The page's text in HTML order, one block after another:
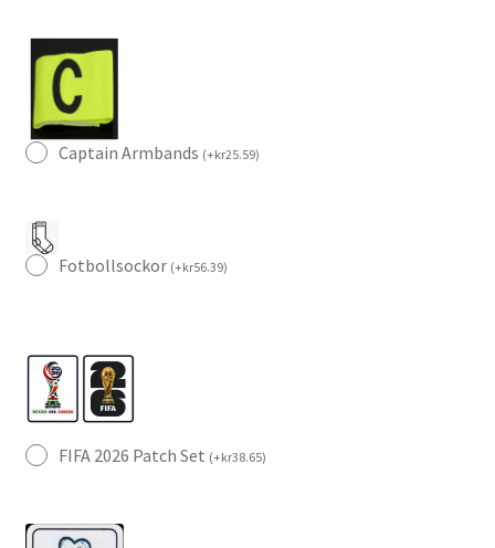
Captain Armbands (+kr25.59)
Fotbollsockor (+kr56.39)
FIFA 2026 Patch Set (+kr38.65)